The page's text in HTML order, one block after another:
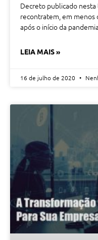
Decreto publicado
recontratem, em menos
após o início da pandemia
LEIA MAIS »
16 de julho de 2020